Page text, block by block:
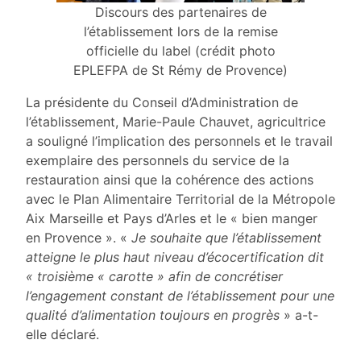
Discours des partenaires de
l’établissement lors de la remise
officielle du label (crédit photo
EPLEFPA de St Rémy de Provence)
La présidente du Conseil d’Administration de
l’établissement, Marie-Paule Chauvet, agricultrice
a souligné l’implication des personnels et le travail
exemplaire des personnels du service de la
restauration ainsi que la cohérence des actions
avec le Plan Alimentaire Territorial de la Métropole
Aix Marseille et Pays d’Arles et le « bien manger
en Provence ». « Je souhaite que l’établissement
atteigne le plus haut niveau d’écocertification dit
« troisième « carotte » afin de concrétiser
l’engagement constant de l’établissement pour une
qualité d’alimentation toujours en progrès » a-t-
elle déclaré.